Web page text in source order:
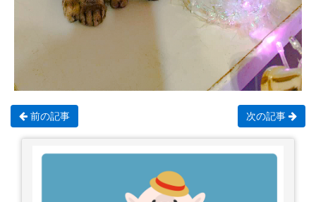
前の記事 次の記事